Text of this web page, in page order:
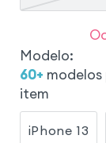
Modelo:
60+
item
iPhone 13